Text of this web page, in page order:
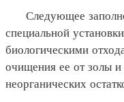
Следующее
специальной
биологическими
очищения ее от золы
неорганических